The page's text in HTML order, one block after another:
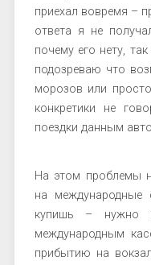
приехал вовремя –
ответа я не
почему его нету,
подозреваю что
морозов или
конкретики не
поездки данным
На этом проблемы
на международные
купишь – нужно
международным
прибытию на